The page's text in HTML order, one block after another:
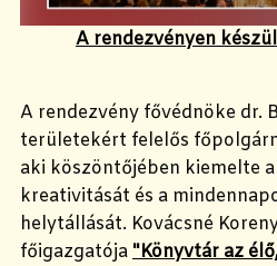
A rendezvényen
A rendezvény fővédnöke dr.
területekért felelős
aki köszöntőjében kiemelte
kreativitását és a
helytállását. Kovácsné
főigazgatója "Könyvtár az